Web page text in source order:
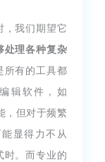
，我们期望它
处理各种复杂
所有的工具都
辑软件，如
，但对于频繁
显得力不从
时。而专业的